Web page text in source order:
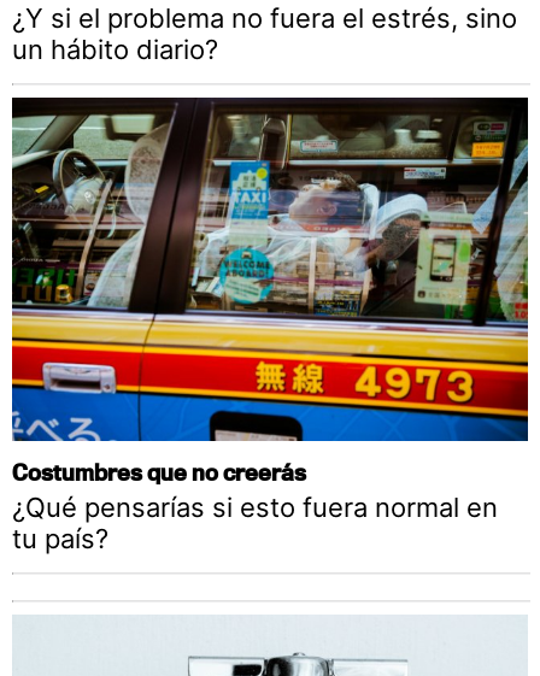
¿Y si el problema no fuera el estrés, sino
un hábito diario?
Costumbres que no creerás
¿Qué pensarías si esto fuera normal en
tu país?